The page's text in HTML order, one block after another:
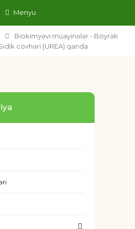
Menyu
Biokimyəvi müayinələr - Böyrək
cövhəri (UREA) qanda